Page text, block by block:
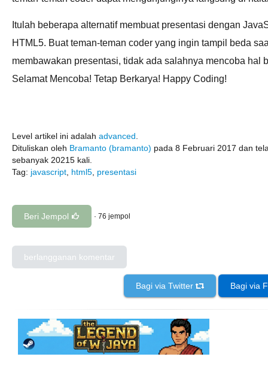
Itulah beberapa alternatif membuat presentasi dengan
HTML5. Buat teman-teman coder yang ingin tampil beda
membawakan presentasi, tidak ada salahnya mencoba hal
Selamat Mencoba! Tetap Berkarya! Happy Coding!
Level artikel ini adalah advanced
Dituliskan oleh Bramanto (bramanto) pada 8 Februari 2017 dan
sebanyak 20215 kali.
Tag: javascript html5 presentasi
Beri Jempol · 76 jempol
berlangganan komentar
Bagi via Twitter Bagi via